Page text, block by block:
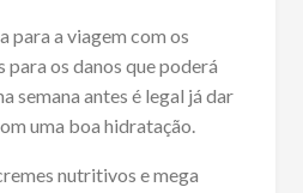
para a viagem com os
os danos que poderá
semana antes é legal já dar
uma boa hidratação.
nutritivos e mega